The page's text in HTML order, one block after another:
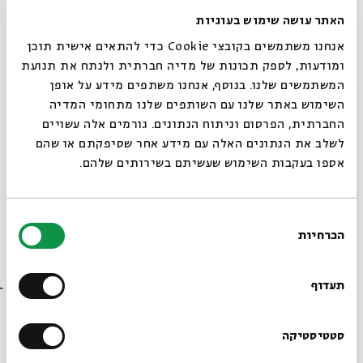
האתר עושה שימוש בעוגיות
אנחנו משתמשים בקובצי Cookie כדי להתאים אישית תוכן
ומודעות, לספק תכונות של מדיה חברתית ולנתח את תנועת
המשתמשים שלנו. בנוסף, אנחנו משתפים מידע על אופן
השימוש באתר שלנו עם השותפים שלנו מתחומי המדיה
החברתית, הפרסום וניתוח הנתונים. גורמים אלה עשויים
לשלב את הנתונים האלה עם מידע אחר שסיפקתם או שהם
אספו בעקבות השימוש שעשיתם בשירותים שלהם.
הסכמה
הכרחיות
תעדוף
סטטיסטיקה
סגור